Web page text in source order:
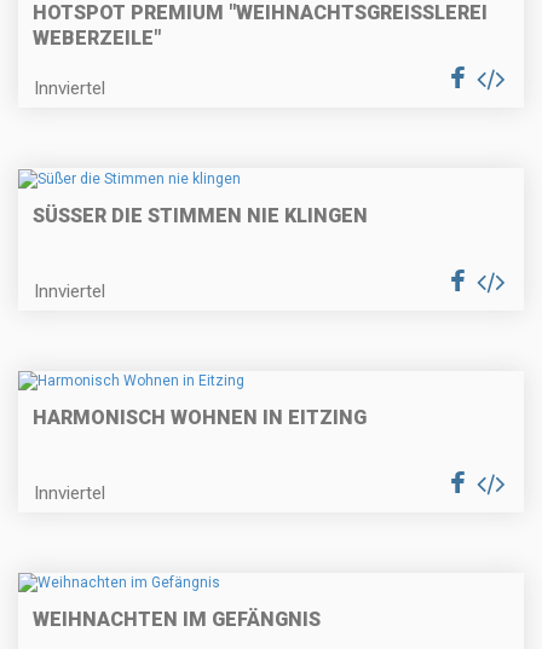
HOTSPOT PREMIUM "WEIHNACHTSGREISSLEREI W
EBERZEILE"
Innviertel
SÜSSER DIE STIMMEN NIE KLINGEN
Innviertel
HARMONISCH WOHNEN IN EITZING
Innviertel
WEIHNACHTEN IM GEFÄNGNIS